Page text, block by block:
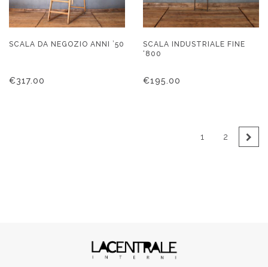
SCALA DA NEGOZIO ANNI ’50
€317.00
SCALA INDUSTRIALE FINE
‘800
€195.00
1 2 →